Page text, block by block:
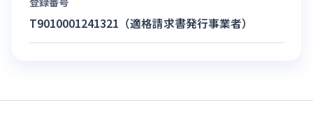
T9010001241321（適格請求書発行事業者）